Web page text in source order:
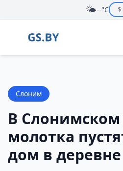
🌤️--°C $
Слоним
В Слонимском
молотка
дом в